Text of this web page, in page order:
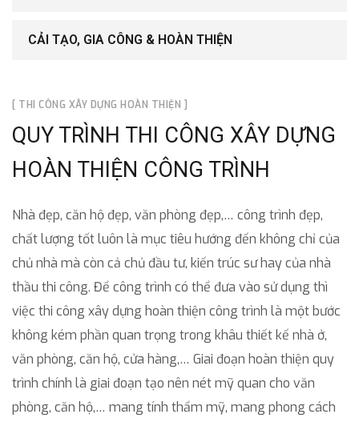
CẢI TẠO, GIA CÔNG & HOÀN THIỆN
[ THI CÔNG XÂY DỰNG HOÀN THIỆN ]
QUY TRÌNH THI CÔNG XÂY DỰNG
HOÀN THIỆN CÔNG TRÌNH
Nhà đẹp, căn hộ đẹp, văn phòng đẹp,… công trình đẹp,
chất lượng tốt luôn là mục tiêu hướng đến không chỉ của
chủ nhà mà còn cả chủ đầu tư, kiến trúc sư hay của nhà
thầu thi công. Để công trình có thể đưa vào sử dụng thì
việc thi công xây dựng hoàn thiện công trình là một bước
không kém phần quan trọng trong khâu thiết kế nhà ở,
văn phòng, căn hộ, cửa hàng,… Giai đoạn hoàn thiện quy
trình chính là giai đoạn tạo nên nét mỹ quan cho văn
phòng, căn hộ,… mang tính thẩm mỹ, mang phong cách